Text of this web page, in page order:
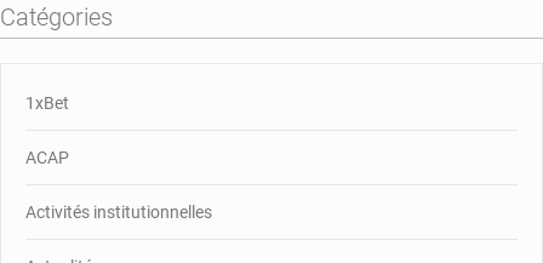
Catégories
1xBet
ACAP
Activités institutionnelles